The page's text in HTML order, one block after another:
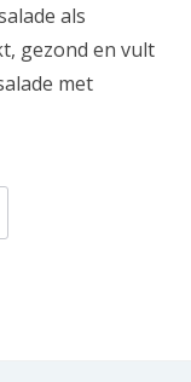
als
gezond en vult
met